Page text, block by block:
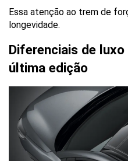
Essa atenção ao trem de
longevidade.
Diferenciais de
última edição